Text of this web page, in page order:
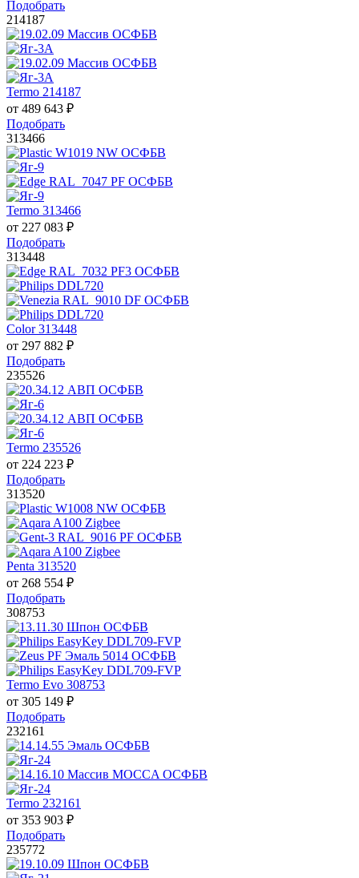
Подобрать
214187
Termo 214187
от 489 643 ₽
Подобрать
313466
Termo 313466
от 227 083 ₽
Подобрать
313448
Color 313448
от 297 882 ₽
Подобрать
235526
Termo 235526
от 224 223 ₽
Подобрать
313520
Penta 313520
от 268 554 ₽
Подобрать
308753
Termo Evo 308753
от 305 149 ₽
Подобрать
232161
Termo 232161
от 353 903 ₽
Подобрать
235772